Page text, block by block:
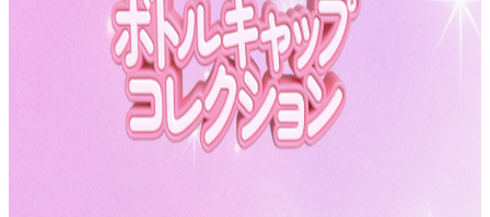
DIFFERENCE ネイティブアプリ
サントリー食品インターナショナル株式会社
サンリオキャラクターズ AR ボトルキャップコレク